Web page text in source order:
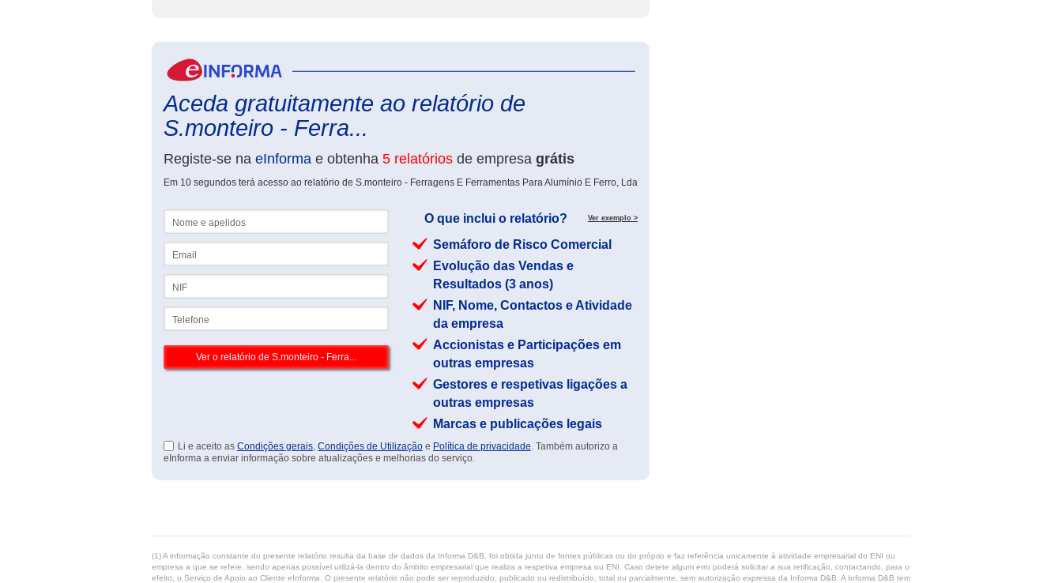
Aceda gratuitamente ao relatório de
S.monteiro - Ferra...
Registe-se na eInforma e obtenha 5 relatórios de empresa grátis
Em 10 segundos terá acesso ao relatório de S.monteiro - Ferragens E Ferramentas Para Alumínio E Ferro, Lda
O que inclui o relatório? Ver exemplo >
Semáforo de Risco Comercial
Evolução das Vendas e
Resultados (3 anos)
NIF, Nome, Contactos e Atividade
da empresa
Accionistas e Participações em
outras empresas
Gestores e respetivas ligações a
outras empresas
Marcas e publicações legais
Li e aceito as Condições gerais, Condições de Utilização e Política de privacidade. Também autorizo a
eInforma a enviar informação sobre atualizações e melhorias do serviço.
(1) A informação constante do presente relatório resulta da base de dados da Informa D&B, foi obtida junto de fontes públicas ou do próprio e faz referência unicamente à atividade empresarial do ENI ou
empresa a que se refere, sendo apenas possível utilizá-la dentro do âmbito empresarial que realiza a respetiva empresa ou ENI. Caso detete algum erro poderá solicitar a sua retificação, contactando, para o
efeito, o Serviço de Apoio ao Cliente eInforma. O presente relatório não pode ser reproduzido, publicado ou redistribuído, total ou parcialmente, sem autorização expressa da Informa D&B. A Informa D&B tem